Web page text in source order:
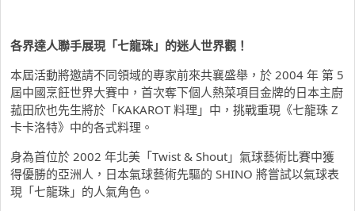
各界達人聯手展現「七龍珠」的迷人世界觀！
本屆活動將邀請不同領域的專家前來共襄盛舉，於 2004 年 第 5
屆中國烹飪世界大賽中，首次奪下個人熱菜項目金牌的日本主廚
菰田欣也先生將於「KAKAROT 料理」中，挑戰重現《七龍珠 Z
卡卡洛特》中的各式料理。
身為首位於 2002 年北美「Twist & Shout」氣球藝術比賽中獲
得優勝的亞洲人，日本氣球藝術先驅的 SHINO 將嘗試以氣球表
現「七龍珠」的人氣角色。